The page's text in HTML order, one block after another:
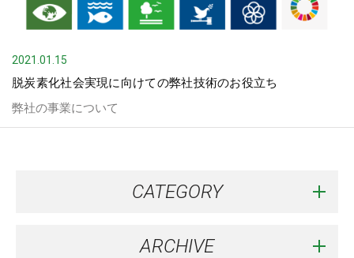
2021.01.15
脱炭素化社会実現に向けての弊社技術のお役立ち
弊社の事業について
CATEGORY
ARCHIVE